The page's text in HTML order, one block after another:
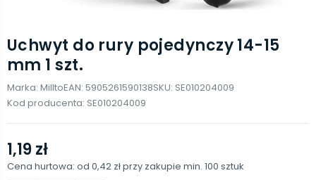
Uchwyt do rury pojedynczy 14-15
mm 1 szt.
Marka: MilltoEAN: 5905261590138SKU: SE010204009
Kod producenta: SE010204009
1,19 zł
Cena hurtowa: od 0,42 złprzy zakupie min. 100 sztuk